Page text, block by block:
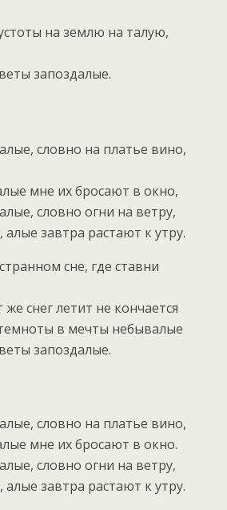
на землю на талую,
запоздалые.
словно на платье вино,
мне их бросают в окно,
словно огни на ветру,
завтра растают к утру.
сне, где ставни
снег летит не кончается
в мечты небывалые
запоздалые.
словно на платье вино,
мне их бросают в окно.
словно огни на ветру,
завтра растают к утру.